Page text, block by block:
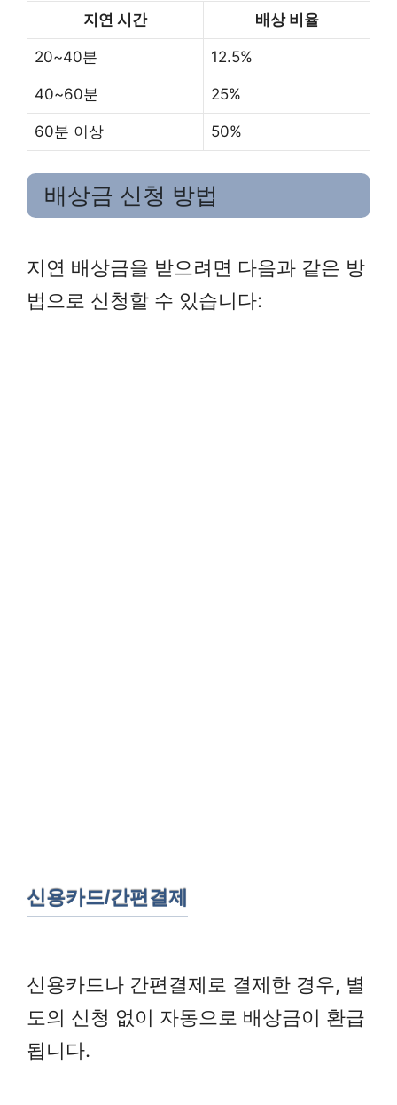
지연 시간 배상 비율
20~40분 12.5%
40~60분 25%
60분 이상 50%
배상금 신청 방법
지연 배상금을 받으려면 다음과 같은 방
법으로 신청할 수 있습니다:
신용카드/간편결제
신용카드나 간편결제로 결제한 경우, 별
도의 신청 없이 자동으로 배상금이 환급
됩니다.